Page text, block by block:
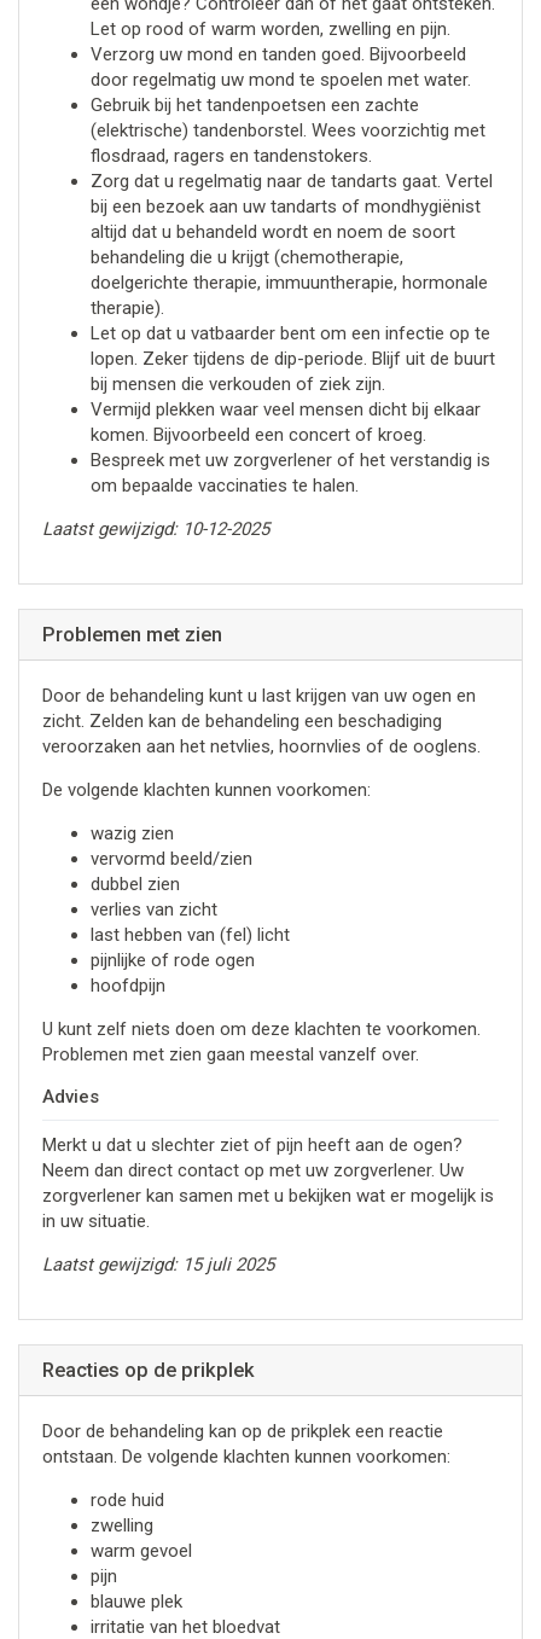
Let op rood of warm worden, zwelling en pijn.
Verzorg uw mond en tanden goed. Bijvoorbeeld
door regelmatig uw mond te spoelen met water.
Gebruik bij het tandenpoetsen een zachte
(elektrische) tandenborstel. Wees voorzichtig met
flosdraad, ragers en tandenstokers.
Zorg dat u regelmatig naar de tandarts gaat. Vertel
bij een bezoek aan uw tandarts of mondhygiënist
altijd dat u behandeld wordt en noem de soort
behandeling die u krijgt (chemotherapie,
doelgerichte therapie, immuuntherapie, hormonale
therapie).
Let op dat u vatbaarder bent om een infectie op te
lopen. Zeker tijdens de dip-periode. Blijf uit de buurt
bij mensen die verkouden of ziek zijn.
Vermijd plekken waar veel mensen dicht bij elkaar
komen. Bijvoorbeeld een concert of kroeg.
Bespreek met uw zorgverlener of het verstandig is
om bepaalde vaccinaties te halen.
Laatst gewijzigd: 10-12-2025
Problemen met zien
Door de behandeling kunt u last krijgen van uw ogen en
zicht. Zelden kan de behandeling een beschadiging
veroorzaken aan het netvlies, hoornvlies of de ooglens.
De volgende klachten kunnen voorkomen:
wazig zien
vervormd beeld/zien
dubbel zien
verlies van zicht
last hebben van (fel) licht
pijnlijke of rode ogen
hoofdpijn
U kunt zelf niets doen om deze klachten te voorkomen.
Problemen met zien gaan meestal vanzelf over.
Advies
Merkt u dat u slechter ziet of pijn heeft aan de ogen?
Neem dan direct contact op met uw zorgverlener. Uw
zorgverlener kan samen met u bekijken wat er mogelijk is
in uw situatie.
Laatst gewijzigd: 15 juli 2025
Reacties op de prikplek
Door de behandeling kan op de prikplek een reactie
ontstaan. De volgende klachten kunnen voorkomen:
rode huid
zwelling
warm gevoel
pijn
blauwe plek
irritatie van het bloedvat